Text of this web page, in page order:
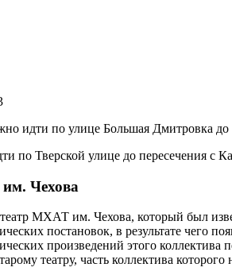
идти по улице Большая Дмитровка до
по Тверской улице до пересечения с
Чехова
МХАТ им. Чехова, который был
постановок, в результате чего
произведений этого
театру, часть коллектива